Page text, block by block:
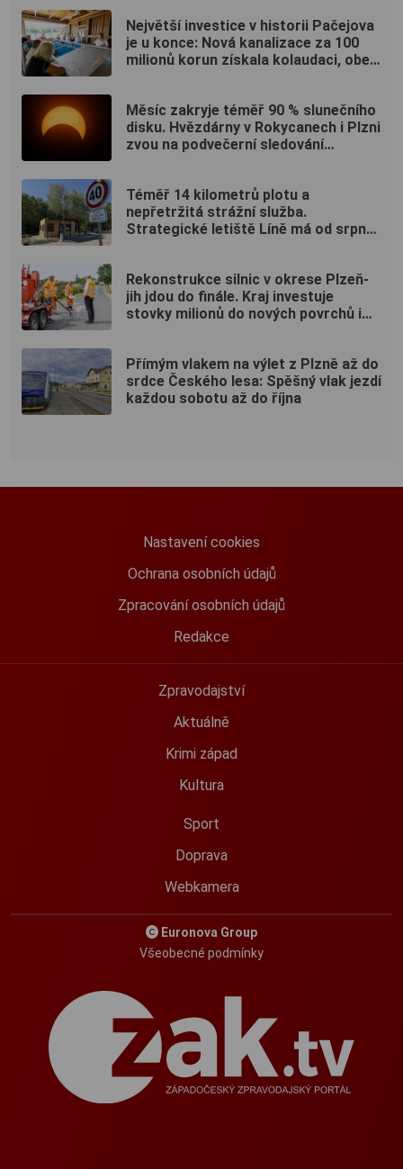
Největší investice v historii Pačejova
je u konce: Nová kanalizace za 100
milionů korun získala kolaudaci, obec
Měsíc zakryje téměř 90 % slunečního
disku. Hvězdárny v Rokycanech i Plzni
zvou na podvečerní sledování
Téměř 14 kilometrů plotu a
nepřetržitá strážní služba.
Strategické letiště Líně má od srpna
Rekonstrukce silnic v okrese Plzeň-
jih jdou do finále. Kraj investuje
stovky milionů do nových povrchů i
Přímým vlakem na výlet z Plzně až do
srdce Českého lesa: Spěšný vlak jezdí
každou sobotu až do října
Nastavení cookies
Ochrana osobních údajů
Zpracování osobních údajů
Redakce
Zpravodajství
Aktuálně
Krimi západ
Kultura
Sport
Doprava
Webkamera
Euronova Group
Všeobecné podmínky